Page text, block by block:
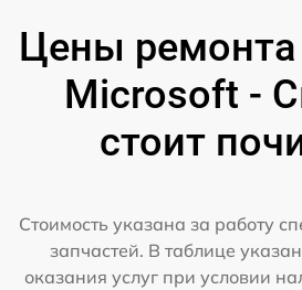
Цены ремонта
Microsoft -
стоит
Стоимость указана за работу
запчастей. В таблице
оказания услуг при условии